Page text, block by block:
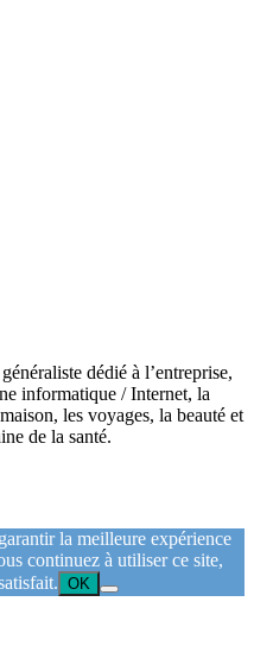
dédié à l’entreprise,
informatique / Internet, la
les voyages, la beauté et
de la santé.
la meilleure expérience
continuez à utiliser ce site,
OK